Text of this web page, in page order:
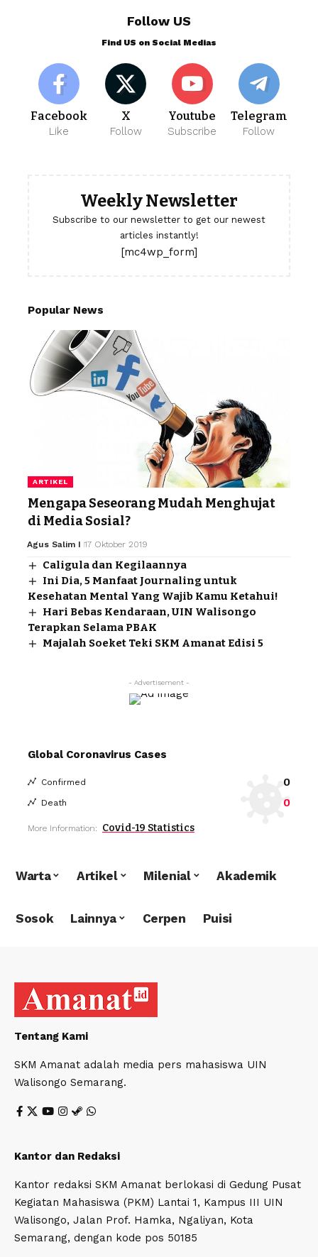
Follow US
Find US on Social Medias
Facebook
Like
X
Follow
Youtube
Subscribe
Telegram
Follow
Weekly Newsletter
Subscribe to our newsletter to get our newest
articles instantly!
[mc4wp_form]
Popular News
ARTIKEL
Mengapa Seseorang Mudah Menghujat
di Media Sosial?
Agus Salim I 17 Oktober 2019
Caligula dan Kegilaannya
Ini Dia, 5 Manfaat Journaling untuk
Kesehatan Mental Yang Wajib Kamu Ketahui!
Hari Bebas Kendaraan, UIN Walisongo
Terapkan Selama PBAK
Majalah Soeket Teki SKM Amanat Edisi 5
- Advertisement -
Global Coronavirus Cases
Confirmed 0
Death 0
More Information: Covid-19 Statistics
Warta Artikel Milenial Akademik
Sosok Lainnya Cerpen Puisi
Tentang Kami
SKM Amanat adalah media pers mahasiswa UIN
Walisongo Semarang.
Kantor dan Redaksi
Kantor redaksi SKM Amanat berlokasi di Gedung Pusat
Kegiatan Mahasiswa (PKM) Lantai 1, Kampus III UIN
Walisongo, Jalan Prof. Hamka, Ngaliyan, Kota
Semarang, dengan kode pos 50185